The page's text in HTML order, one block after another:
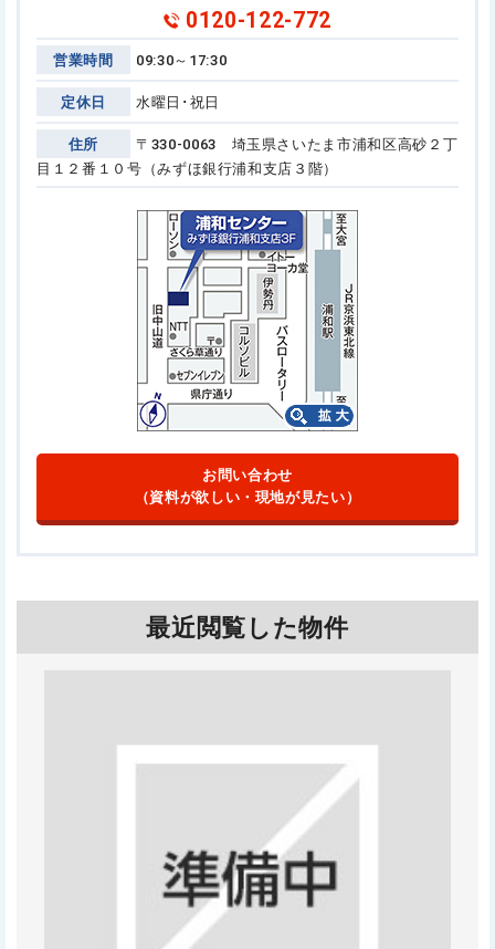
0120-122-772
営業時間 09:30～17:30
定休日 水曜日･祝日
住所
〒330-0063 埼玉県さいたま市浦和区高砂２丁
目１２番１０号 （みずほ銀行浦和支店３階）
お問い合わせ
（資料が欲しい・現地が見たい）
最近閲覧した物件